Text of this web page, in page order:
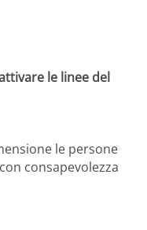
le linee del
le persone
consapevolezza